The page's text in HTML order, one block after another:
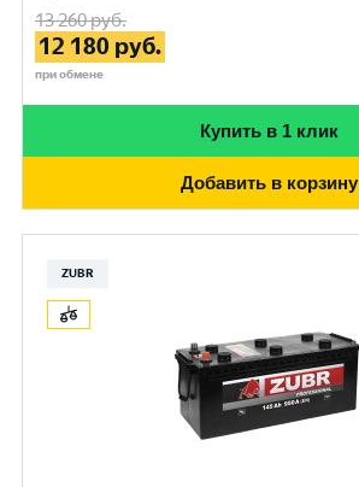
13 260руб.
12 180 руб.
при обмене
Купить в 1 клик
Добавить в корзину
ZUBR